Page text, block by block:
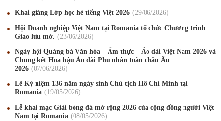
Khai giảng Lớp học hè tiếng Việt 2026 29/06/2026
Hội Doanh nghiệp Việt Nam tại Romania tổ chức Chương trình
Giao lưu mở.
23/06/2026
Ngày hội Quảng bá Văn hóa – Ẩm thực – Áo dài Việt Nam 2026 và
Chung kết Hoa hậu Áo dài Phu nhân toàn châu Âu
2026
07/06/2026
Lễ Kỷ niệm 136 năm ngày sinh Chủ tịch Hồ Chí Minh tại
Romania
19/05/2026
Lễ khai mạc Giải bóng đá mở rộng 2026 của cộng đồng người Việt
Nam tại Romania
08/05/2026
Mừng Xuân Canh Tý 2020 22/01